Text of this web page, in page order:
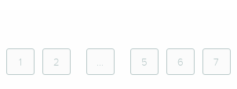
1 2 ... 5 6 7